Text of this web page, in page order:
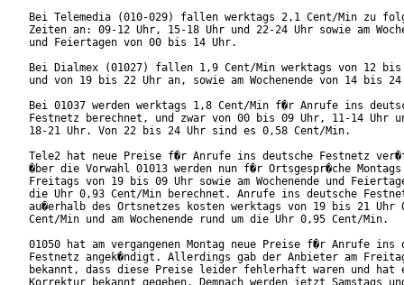
Bei Telemedia (010-029) fallen werktags 2,1 Cent/Min zu
Zeiten an: 09-12 Uhr, 15-18 Uhr und 22-24 Uhr sowie am
und Feiertagen von 00 bis 14 Uhr.
Bei Dialmex (01027) fallen 1,9 Cent/Min werktags von 12 bis
und von 19 bis 22 Uhr an, sowie am Wochenende von 14 bis
Bei 01037 werden werktags 1,8 Cent/Min f�r Anrufe ins
Festnetz berechnet, und zwar von 00 bis 09 Uhr, 11-14 Uhr
18-21 Uhr. Von 22 bis 24 Uhr sind es 0,58 Cent/Min.
Tele2 hat neue Preise f�r Anrufe ins deutsche Festnetz
�ber die Vorwahl 01013 werden nun f�r Ortsgespr�che
Freitags von 19 bis 09 Uhr sowie am Wochenende und
die Uhr 0,93 Cent/Min berechnet. Anrufe ins deutsche
au�erhalb des Ortsnetzes kosten werktags von 19 bis 21 Uhr
Cent/Min und am Wochenende rund um die Uhr 0,95 Cent/Min.
01050 hat am vergangenen Montag neue Preise f�r Anrufe ins
Festnetz angek�ndigt. Allerdings gab der Anbieter am
bekannt, dass diese Preise leider fehlerhaft waren und hat
Korrektur bekannt gegeben. Demnach werden jetzt Samstags